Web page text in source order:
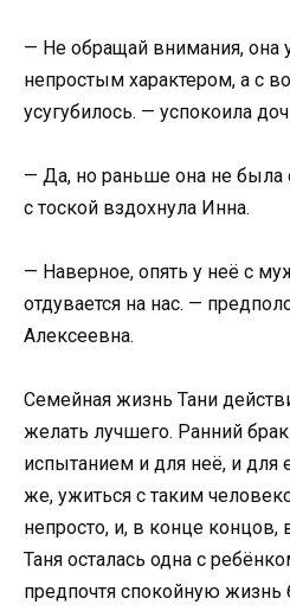
— Не обращай внимания, она
непростым характером, а с
усугубилось. — успокоила
— Да, но раньше она не была
с тоской вздохнула Инна.
— Наверное, опять у неё с
отдувается на нас. —
Алексеевна.
Семейная жизнь Тани
желать лучшего. Ранний
испытанием и для неё, и для
же, ужиться с таким
непросто, и, в конце концов,
Таня осталась одна с
предпочтя спокойную